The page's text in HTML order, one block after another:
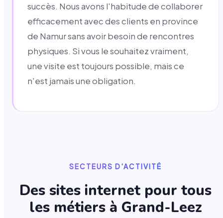
succès. Nous avons l'habitude de collaborer
efficacement avec des clients en province
de Namur sans avoir besoin de rencontres
physiques. Si vous le souhaitez vraiment,
une visite est toujours possible, mais ce
n'est jamais une obligation.
SECTEURS D'ACTIVITÉ
Des sites internet pour tous
les métiers à Grand-Leez